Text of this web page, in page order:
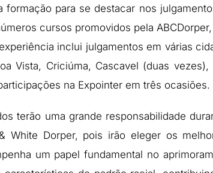
formação para se destacar nos
cursos promovidos pela
inclui julgamentos em várias
Vista, Criciúma, Cascavel (duas
na Expointer em três ocasiões.
terão uma grande responsabilidade
White Dorper, pois irão eleger os
um papel fundamental no